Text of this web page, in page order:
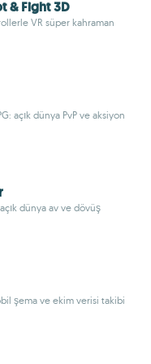
& Fight 3D
VR süper kahraman
açık dünya PvP ve aksiyon
dünya av ve dövüş
şema ve ekim verisi takibi